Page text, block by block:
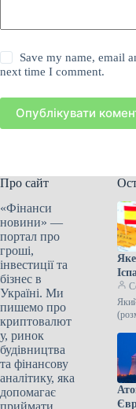
Save my name, email
next time I comment.
Опублікувати
Про сайт
«Фінанси
новини» —
портал про
гроші,
інвестиції та
бізнес в
Україні. Ми
пишемо про
криптовалют
у, ринок
будівництва
та фінансову
аналітику, яка
допомагає